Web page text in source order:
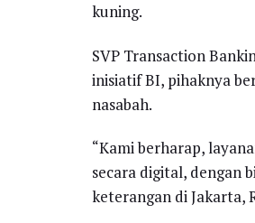
kuning.
SVP Transaction
inisiatif BI, pihaknya
nasabah.
“Kami berharap,
secara digital, dengan
keterangan di Jakarta,